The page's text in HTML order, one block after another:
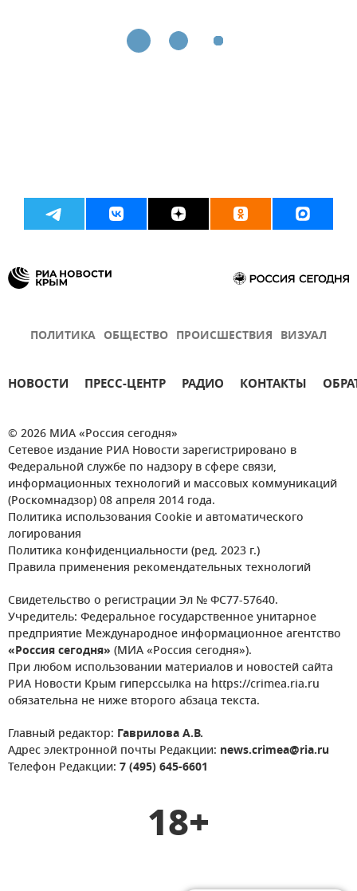
ПОЛИТИКА ОБЩЕСТВО ПРОИСШЕСТВИЯ ВИЗУАЛ
НОВОСТИ ПРЕСС-ЦЕНТР РАДИО КОНТАКТЫ
© 2026 МИА «Россия сегодня»
Сетевое издание РИА Новости зарегистрировано в
Федеральной службе по надзору в сфере связи,
информационных технологий и массовых коммуникаций
(Роскомнадзор) 08 апреля 2014 года.
Политика использования Cookie и автоматического
логирования
Политика конфиденциальности (ред. 2023 г.)
Правила применения рекомендательных технологий
Свидетельство о регистрации Эл № ФС77-57640.
Учредитель: Федеральное государственное унитарное
предприятие Международное информационное агентство
«Россия сегодня» (МИА «Россия сегодня»).
При любом использовании материалов и новостей сайта
РИА Новости Крым гиперссылка на https://crimea.ria.ru
обязательна не ниже второго абзаца текста.
Главный редактор: Гаврилова А.В.
Адрес электронной почты Редакции: news.crimea@ria.ru
Телефон Редакции: 7 (495) 645-6601
18+